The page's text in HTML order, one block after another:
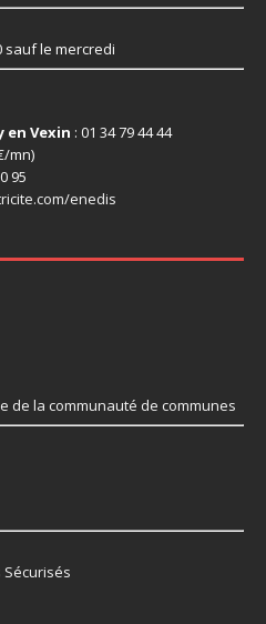
sauf le mercredi
en Vexin : 01 34 79 44 44
mn)
95
enedis
de la communauté de communes